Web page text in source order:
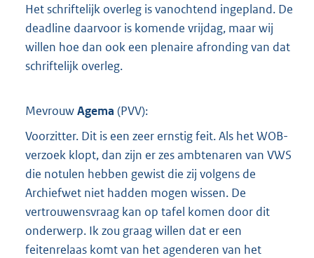
Het schriftelijk overleg is vanochtend ingepland. De
deadline daarvoor is komende vrijdag, maar wij
willen hoe dan ook een plenaire afronding van dat
schriftelijk overleg.
MevrouwAgema (PVV):
Voorzitter. Dit is een zeer ernstig feit. Als het WOB-
verzoek klopt, dan zijn er zes ambtenaren van VWS
die notulen hebben gewist die zij volgens de
Archiefwet niet hadden mogen wissen. De
vertrouwensvraag kan op tafel komen door dit
onderwerp. Ik zou graag willen dat er een
feitenrelaas komt van het agenderen van het